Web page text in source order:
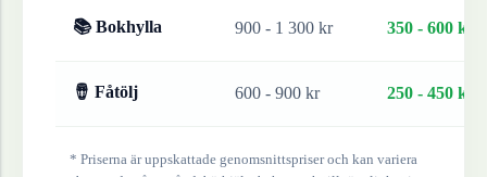
📚 Bokhylla 900 - 1 300 kr 350 - 600 kr
🪘 Fåtölj 600 - 900 kr 250 - 450 kr
* Priserna är uppskattade genomsnittspriser och kan variera